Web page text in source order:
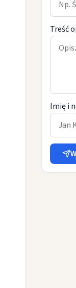
Treść
Imię i